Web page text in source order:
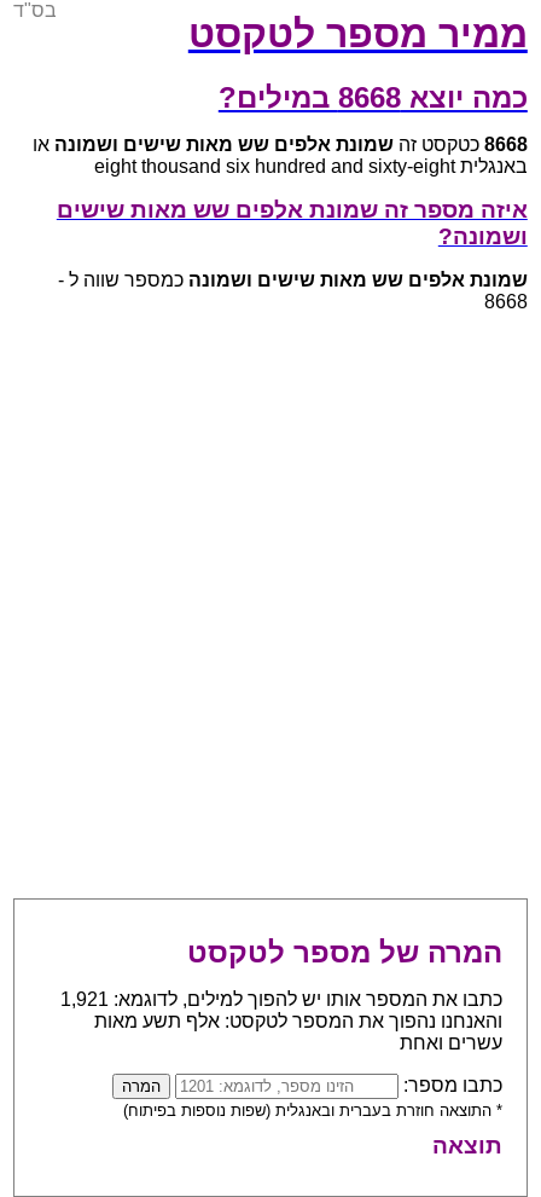
ממיר מספר לטקסט
בס"ד
כמה יוצא 8668 במילים?
8668 כטקסט זהשמונת אלפים שש מאות שישים ושמונה או
באנגלית eight thousand six hundred and sixty-eight
איזה מספר זה שמונת אלפים שש מאות שישים
ושמונה?
שמונת אלפים שש מאות שישים ושמונה כמספר שווה ל -
8668
המרה של מספר לטקסט
כתבו את המספר אותו יש להפוך למילים, לדוגמא: 1,921
והאנחנו נהפוך את המספר לטקסט: אלף תשע מאות
עשרים ואחת
כתבו מספר:
* התוצאה חוזרת בעברית ובאנגלית (שפות נוספות בפיתוח)
תוצאה